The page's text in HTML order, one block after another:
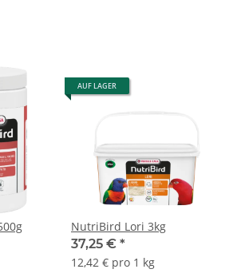
AUF LAGER
NutriBird Lori 3kg
37,25 € *
12,42 € pro 1 kg